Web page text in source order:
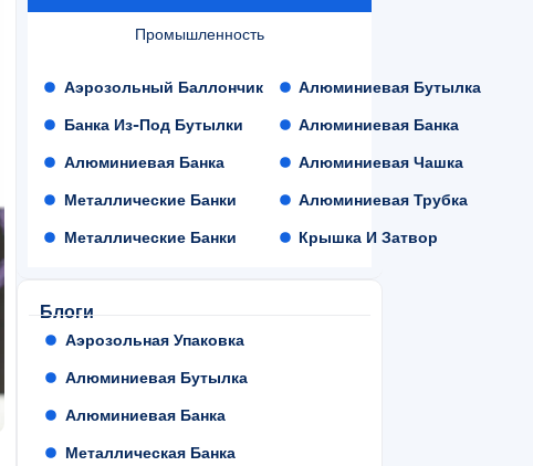
Промышленность
Аэрозольный Баллончик
Банка Из-Под Бутылки
Алюминиевая Банка
Металлические Банки
Металлические Банки
Алюминиевая Бутылка
Алюминиевая Банка
Алюминиевая Чашка
Алюминиевая Трубка
Крышка И Затвор
Блоги
Аэрозольная Упаковка
Алюминиевая Бутылка
Алюминиевая Банка
Металлическая Банка